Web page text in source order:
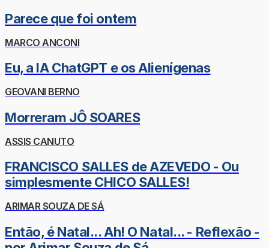
Parece que foi ontem
MARCO ANCONI
Eu, a IA ChatGPT e os Alienígenas
GEOVANI BERNO
Morreram JÔ SOARES
ASSIS CANUTO
FRANCISCO SALLES de AZEVEDO - Ou
simplesmente CHICO SALLES!
ARIMAR SOUZA DE SÁ
Então, é Natal... Ah! O Natal... - Reflexão -